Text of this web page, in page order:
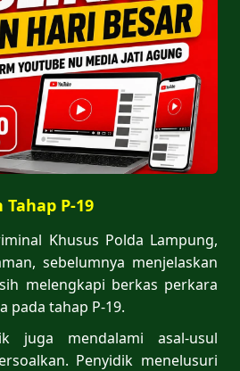
P-19
Khusus Polda Lampung,
sebelumnya menjelaskan
melengkapi berkas perkara
pada tahap P-19.
juga mendalami asal-usul
Penyidik menelusuri